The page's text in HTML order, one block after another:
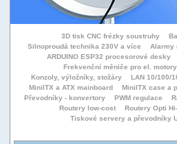
3D tisk CNC frézky soustruhy
Silnoproudá technika 230V a více
Alarmy
ARDUINO ESP32 procesorové desky
Frekvenční měniče pro el. motory
Konzoly, výložníky, stožáry
LAN 10/100/
MiniITX a ATX mainboard
MiniITX case a
Převodníky - konvertory
PWM regulace
Routery low-cost
Routery Opti
Tiskové servery a převodníky